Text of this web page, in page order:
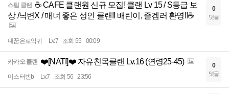
스팀 클랜 ☕ CAFE 클랜원 신규 모집! 클랜 Lv 15 / S등급 보
상 /닉변X / 매너 좋은 성인 클랜!! 배린이, 즐겜러 환영!!☕
내꿈은로악귀 Lv.7 조회 55 00:09
0
댓글
카카오 클랜 ❤️[NATI]❤️ 자유친목클랜 Lv.16 (연령25-45)
미스터빈b Lv.7 조회 56 23:56
0
댓글